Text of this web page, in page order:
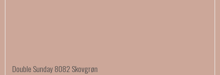
Double Sunday 8082 Skovgrøn